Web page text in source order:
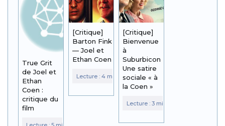
True Grit
de Joel et
Ethan
Coen :
critique du
film
[Critique]
Barton Fink
— Joel et
Ethan Coen
[Critique]
Bienvenue
à
Suburbicon :
Une satire
sociale « à
la Coen »